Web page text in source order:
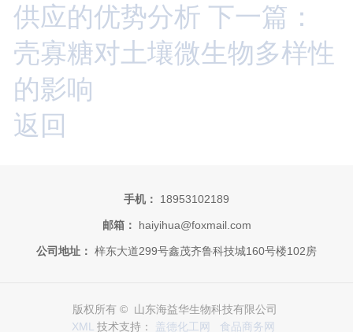
供应的优势分析 下一篇：
壳寡糖对土壤微生物多样性
的影响
返回
手机： 18953102189
邮箱： haiyihua@foxmail.com
公司地址： 梓东大道299号鑫茂齐鲁科技城160号楼102房
版权所有 © 山东海益华生物科技有限公司
XML 技术支持： 盖德化工网 食品商务网